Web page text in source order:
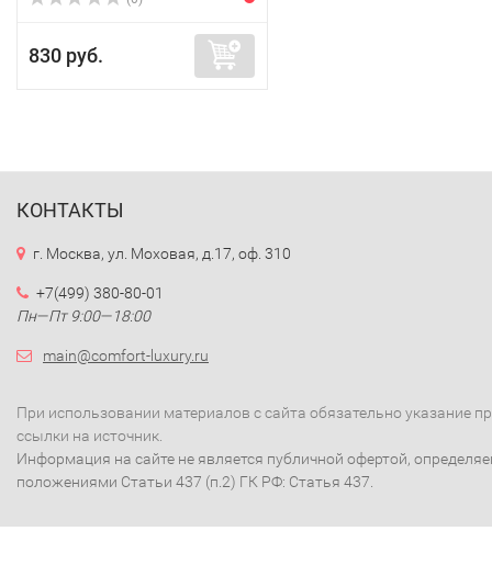
830 руб.
КОНТАКТЫ
г. Москва, ул. Моховая, д.17, оф. 310
+7(499) 380-80-01
Пн—Пт 9:00—18:00
main@comfort-luxury.ru
При использовании материалов с сайта обязательно указание
ссылки на источник.
Информация на сайте не является публичной офертой,
положениями Статьи 437 (п.2) ГК РФ: Статья 437.